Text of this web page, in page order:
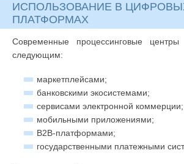
ИСПОЛЬЗОВАНИЕ В
ПЛАТФОРМАХ
Современные процессинговые центры
следующим:
маркетплейсами;
банковскими экосистемами;
сервисами электронной коммерции;
мобильными приложениями;
B2B-платформами;
государственными платежными